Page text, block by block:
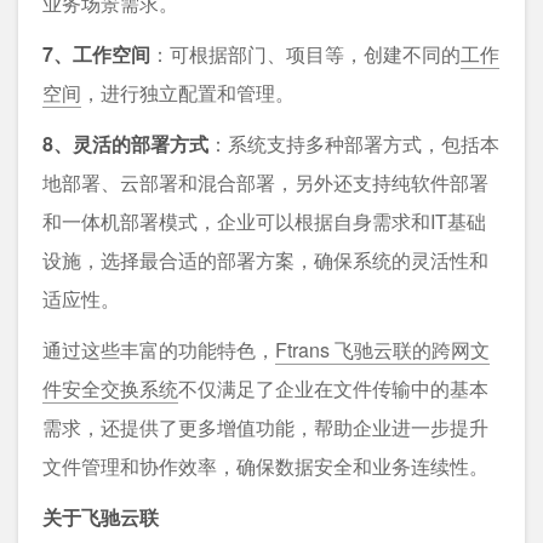
7、工作空间 ：可根据部门、项目等，创建不同的工作
空间 ，进行独立配置和管理。
8、灵活的部署方式 ：系统支持多种部署方式，包括本
地部署、云部署和混合部署，另外还支持纯软件部署
和一体机部署模式，企业可以根据自身需求和IT基础
设施，选择最合适的部署方案，确保系统的灵活性和
适应性。
通过这些丰富的功能特色， Ftrans 飞驰云联的跨网文
件安全交换系统不仅满足了企业在文件传输中的基本
需求，还提供了更多增值功能，帮助企业进一步提升
文件管理和协作效率，确保数据安全和业务连续性。
关于飞驰云联